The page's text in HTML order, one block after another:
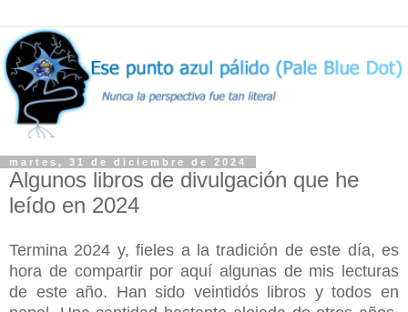
martes, 31 de diciembre de 2024
Algunos libros de divulgación que he
leído en 2024
Termina 2024 y, fieles a la tradición de este día, es
hora de compartir por aquí algunas de mis lecturas
de este año. Han sido veintidós libros y todos en